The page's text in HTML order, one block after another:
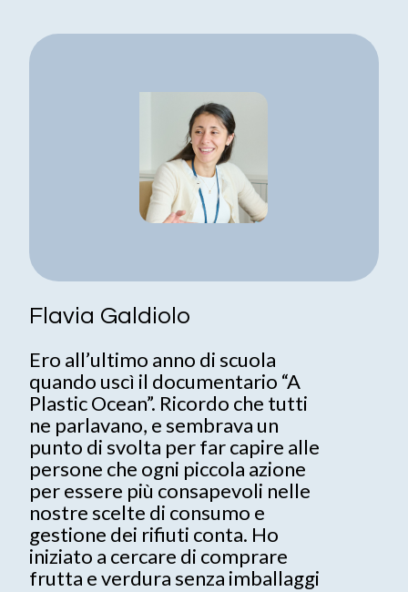
Flavia Galdiolo
Ero all’ultimo anno di scuola
quando uscì il documentario “A
Plastic Ocean”. Ricordo che tutti
ne parlavano, e sembrava un
punto di svolta per far capire alle
persone che ogni piccola azione
per essere più consapevoli nelle
nostre scelte di consumo e
gestione dei rifiuti conta. Ho
iniziato a cercare di comprare
frutta e verdura senza imballaggi